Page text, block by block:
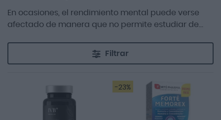
En ocasiones, el rendimiento mental puede verse
afectado de manera que no permite estudiar de
memoria. El ritmo acelerado de la vida actual
requiere de un mayor rendimiento en las
mantener nuestra agudeza mental hasta cuidar la
memoria o la propia capacidad de concentración.
Por suerte, en Farmacias Vivo puedes encontrar
Filtrar
-23%